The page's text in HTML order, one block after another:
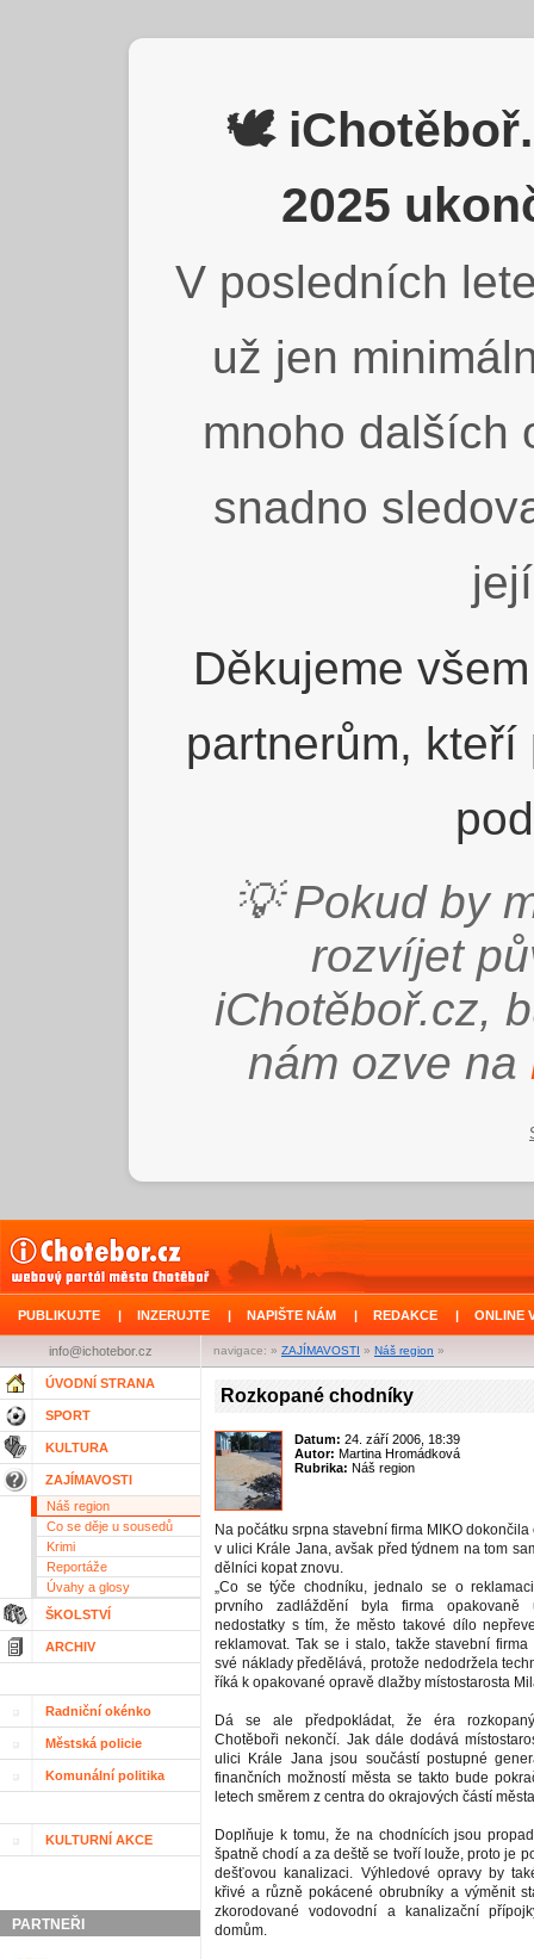
🕊️
2025
V posledních
už jen
mnoho dalších
snadno
Děkujeme
partnerům,
💡 Pokud by
rozvíjet
iChotěboř.cz,
nám ozve na
PUBLIKUJTE | INZERUJTE | NAPIŠTE NÁM | REDAKCE | ONLINE
navigace: » ZAJÍMAVOSTI » Náš region »
info@ichotebor.cz
ÚVODNÍ STRANA
SPORT
KULTURA
ZAJÍMAVOSTI
Náš region
Co se děje u sousedů
Krimi
Reportáže
Úvahy a glosy
ŠKOLSTVÍ
ARCHIV
Radniční okénko
Městská policie
Komunální politika
KULTURNÍ AKCE
PARTNEŘI
Rozkopané chodníky
Datum: 24. září 2006, 18:39
Autor: Martina Hromádková
Rubrika: Náš region
Na počátku srpna stavební firma MIKO
v ulici Krále Jana, avšak před týdnem na tom
dělníci kopat znovu.
„Co se týče chodníku, jednalo se o
prvního zadláždění byla firma opakovaně
nedostatky s tím, že město takové dílo
reklamovat. Tak se i stalo, takže stavební
své náklady předělává, protože nedodržela
říká k opakované opravě dlažby místostarosta
Dá se ale předpokládat, že éra
Chotěboři nekončí. Jak dále dodává
ulici Krále Jana jsou součástí postupné
finančních možností města se takto bude
letech směrem z centra do okrajových částí
Doplňuje k tomu, že na chodnících jsou
špatně chodí a za deště se tvoří louže, proto je
dešťovou kanalizaci. Výhledové opravy by
křivé a různě pokácené obrubníky a výměnit
zkorodované vodovodní a kanalizační
domům.